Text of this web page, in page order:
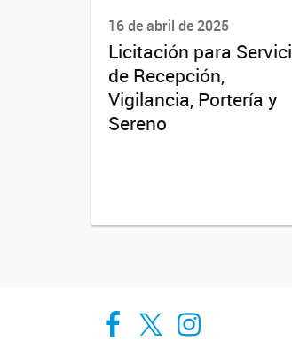
16 de abril de 2025
Licitación para
de Recepción,
Vigilancia, Portería y
Sereno
Cadic en RedCADIC Ushuaia
Cadic en Red